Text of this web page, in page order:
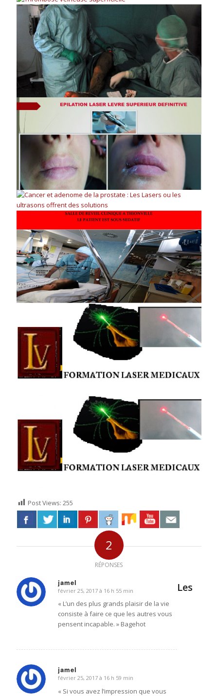
Post Views: 255
2
RÉPONSES
jamel
dit
:
février 25, 2017 à 16 h 55 min
« L’un des plus grands plaisir de la vie
consiste à faire ce que les autres vous
pensent incapable. » Bagehot
jamel
dit
:
février 25, 2017 à 16 h 59 min
« Si vous avez l’impression que vous
Les